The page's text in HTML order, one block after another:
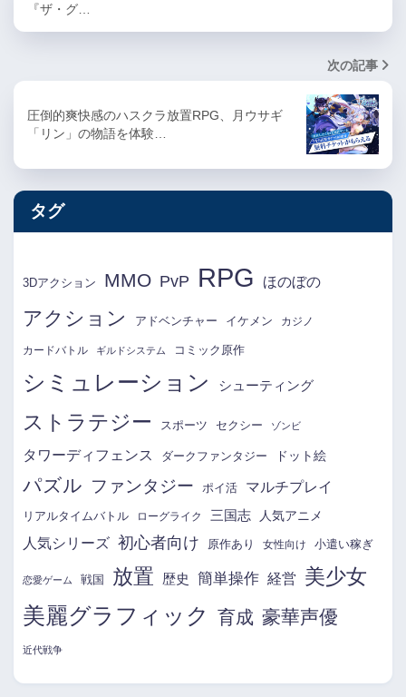
『ザ・グ…
次の記事
圧倒的爽快感のハスクラ放置RPG、月ウサギ
「リン」の物語を体験…
タグ
3Dアクション MMO PvP RPG ほのぼの
アクション アドベンチャー イケメン カジノ
カードバトル ギルドシステム コミック原作
シミュレーション シューティング
ストラテジー スポーツ セクシー ゾンビ
タワーディフェンス ダークファンタジー ドット絵
パズル ファンタジー ポイ活 マルチプレイ
リアルタイムバトル ローグライク 三国志 人気アニメ
人気シリーズ 初心者向け 原作あり 女性向け 小遣い稼ぎ
恋愛ゲーム 戦国 放置 歴史 簡単操作 経営 美少女
美麗グラフィック 育成 豪華声優
近代戦争